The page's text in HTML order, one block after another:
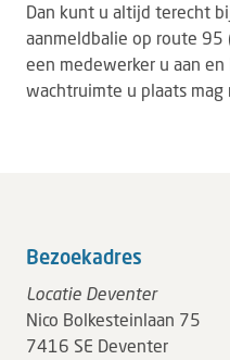
Dan kunt u altijd terecht
aanmeldbalie op route 95
een medewerker u aan
wachtruimte u plaats mag
Bezoekadres
Locatie Deventer
Nico Bolkesteinlaan 75
7416 SE Deventer